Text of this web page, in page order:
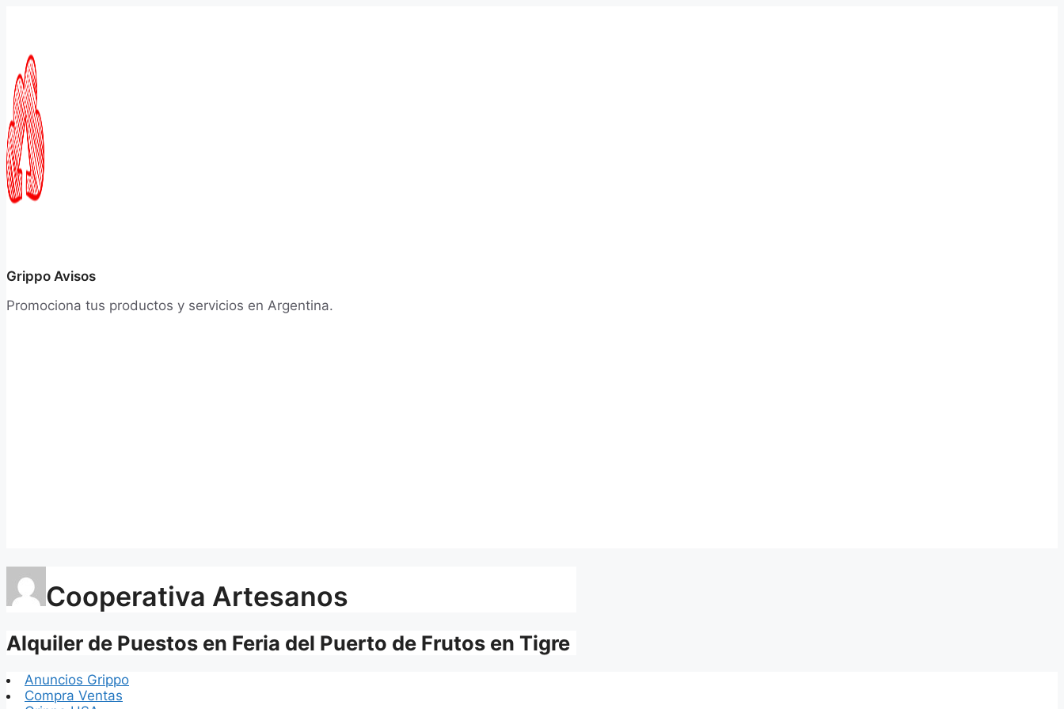
Grippo Avisos
Promociona tus productos y servicios en Argentina.
Cooperativa Artesanos
Alquiler de Puestos en Feria del Puerto de Frutos en Tigre
Anuncios Grippo
Compra Ventas